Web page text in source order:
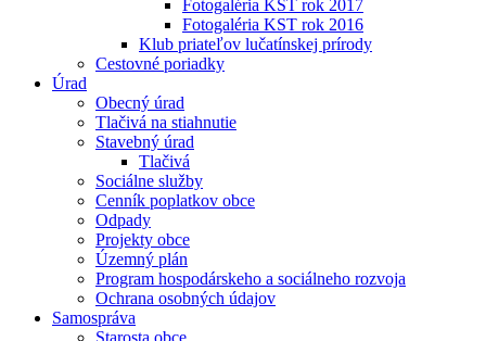
Fotogaléria KST rok 2017
Fotogaléria KST rok 2016
Klub priateľov lučatínskej prírody
Cestovné poriadky
Úrad
Obecný úrad
Tlačivá na stiahnutie
Stavebný úrad
Tlačivá
Sociálne služby
Cenník poplatkov obce
Odpady
Projekty obce
Územný plán
Program hospodárskeho a sociálneho rozvoja
Ochrana osobných údajov
Samospráva
Starosta obce